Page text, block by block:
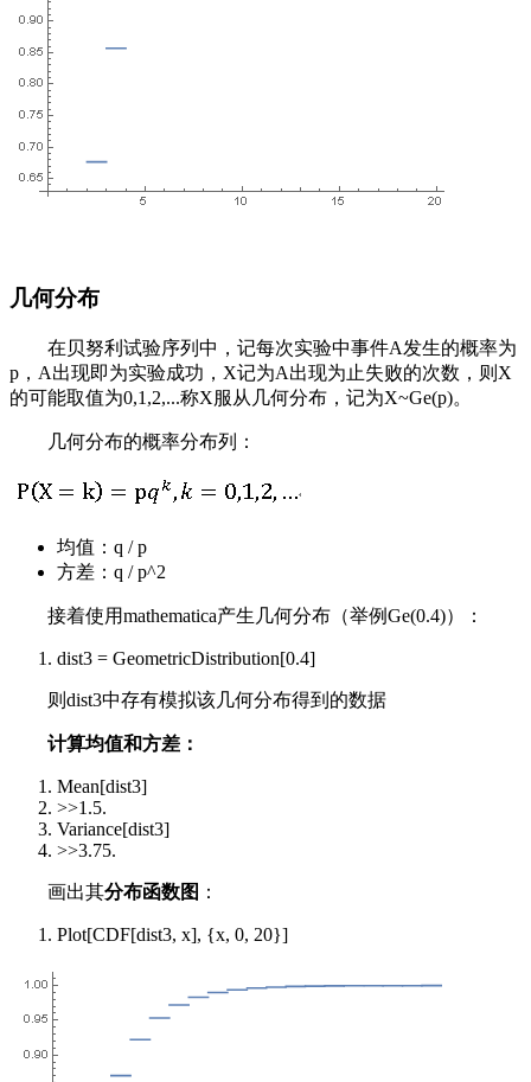
几何分布
在贝努利试验序列中，记每次实验中事件A发生的概率为
p，A出现即为实验成功，X记为A出现为止失败的次数，则X
的可能取值为0,1,2,...称X服从几何分布，记为X~Ge(p)。
几何分布的概率分布列：
均值：q / p
方差：q / p^2
接着使用mathematica产生几何分布（举例Ge(0.4)）：
dist3 = GeometricDistribution[0.4]
则dist3中存有模拟该几何分布得到的数据
计算均值和方差：
Mean[dist3]
>>1.5.
Variance[dist3]
>>3.75.
画出其分布函数图 ：
Plot[CDF[dist3, x], {x, 0, 20}]